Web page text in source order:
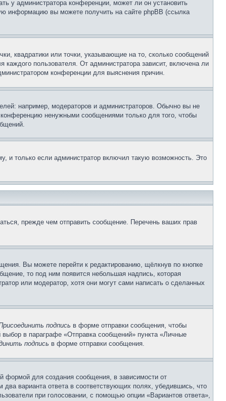
у администратора конференции, может ли он установить
информацию вы можете получить на сайте phpBB (ссылка
квадратики или точки, указывающие на то, сколько сообщений
каждого пользователя. От администратора зависит, включена ли
конференции для выяснения причин.
например, модераторов и администраторов. Обычно вы не
ненужными сообщениями только для того, чтобы
и только если администратор включил такую возможность. Это
прежде чем отправить сообщение. Перечень ваших прав
Вы можете перейти к редактированию, щёлкнув по кнопке
то под ним появится небольшая надпись, которая
или модератор, хотя они могут сами написать о сделанных
подпись в форме отправки сообщения, чтобы
в параграфе «Отправка сообщений» пункта «Личные
подпись в форме отправки сообщения.
формой для создания сообщения, в зависимости от
варианта ответа в соответствующих полях, убедившись, что
при голосовании, с помощью опции «Вариантов ответа»,